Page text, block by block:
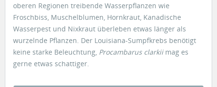
oberen Regionen treibende Wasserpflanzen wie
Froschbiss, Muschelblumen, Hornkraut, Kanadische
Wasserpest und Nixkraut überleben etwas länger als
wurzelnde Pflanzen. Der Louisiana-Sumpfkrebs benötigt
keine starke Beleuchtung, Procambarus clarkiimag es
gerne etwas schattiger.